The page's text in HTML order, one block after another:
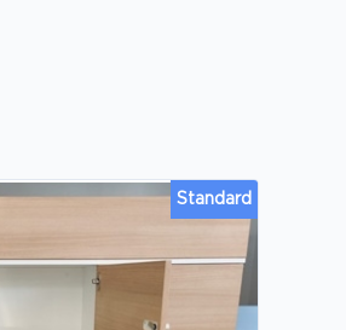
Standard